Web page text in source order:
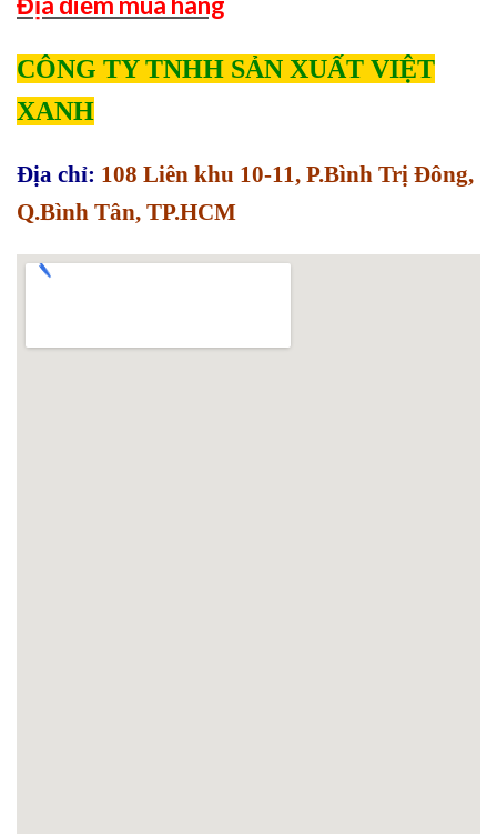
CÔNG TY TNHH SẢN XUẤT VIỆT
XANH
Địa chỉ: 108 Liên khu 10-11, P.Bình Trị Đông,
Q.Bình Tân, TP.HCM